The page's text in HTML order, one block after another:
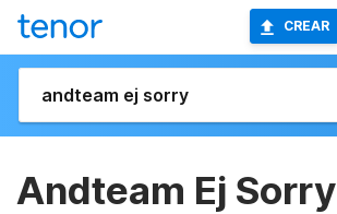
CREAR
Andteam Ej Sorry